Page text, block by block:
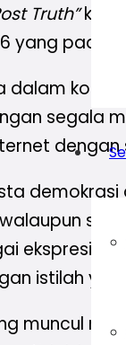
Truth”
yang pada
dalam
segala
ekspresi
istilah
muncul